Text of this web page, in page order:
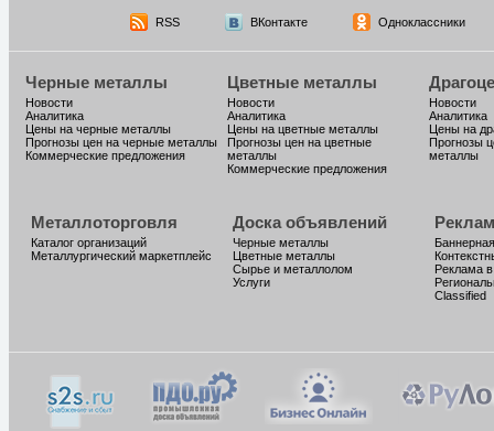
RSS ВКонтакте Одноклассники
Черные металлы
Новости
Аналитика
Цены на черные металлы
Прогнозы цен на черные металлы
Коммерческие предложения
Цветные металлы
Новости
Аналитика
Цены на цветные металлы
Прогнозы цен на цветные
металлы
Коммерческие предложения
Новости
Аналитика
Цены на
Прогнозы
металлы
Металлоторговля
Каталог организаций
Металлургический маркетплейс
Доска объявлений
Черные металлы
Цветные металлы
Сырье и металлолом
Услуги
Реклама
Classified